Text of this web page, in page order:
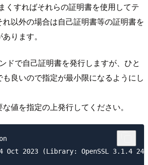
くすればそれらの証明書を使用してテ
以外の場合は自己証明書等の証明書を
ります。
ドで自己証明書を発行しますが、ひと
も良いので指定が最小限になるようにし
値を指定の上発行してください。
Oct 2023 (Library: OpenSSL 3.1.4 24